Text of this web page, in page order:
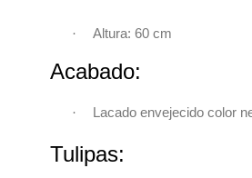
· Altura: 60 cm
Acabado:
· Lacado envejecido color
Tulipas: